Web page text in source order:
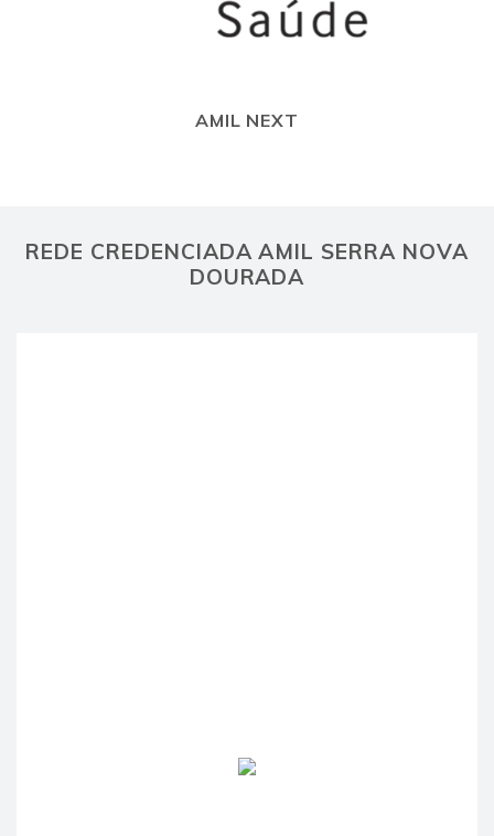
AMIL NEXT
REDE CREDENCIADA AMIL SERRA NOVA
DOURADA